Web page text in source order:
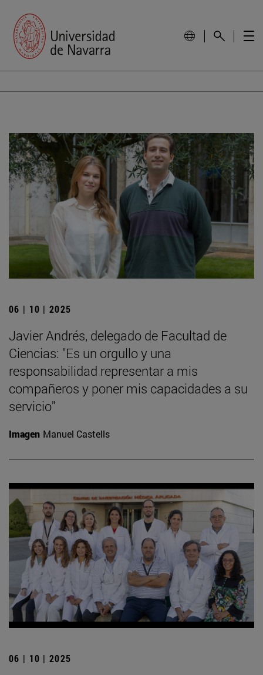
06 | 10 | 2025
Javier Andrés, delegado de Facultad de
Ciencias: "Es un orgullo y una
responsabilidad representar a mis
compañeros y poner mis capacidades a su
servicio"
Imagen Manuel Castells
06 | 10 | 2025